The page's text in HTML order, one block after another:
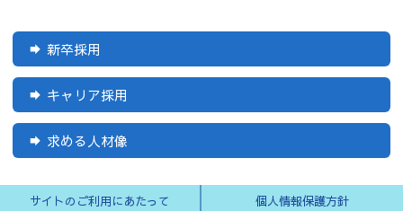
新卒採用
キャリア採用
求める人材像
サイトのご利用にあたって 個人情報保護方針